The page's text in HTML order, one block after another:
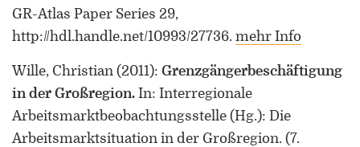
GR-Atlas Paper Series 29,
http://hdl.handle.net/10993/27736. mehr Info
Wille, Christian (2011): Grenzgängerbeschäftigung
in der Großregion. In: Interregionale
Arbeitsmarktbeobachtungsstelle (Hg.): Die
Arbeitsmarktsituation in der Großregion. (7.